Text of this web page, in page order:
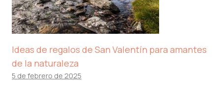
Ideas de regalos de San Valentín para amantes
de la naturaleza
5 de febrero de 2025